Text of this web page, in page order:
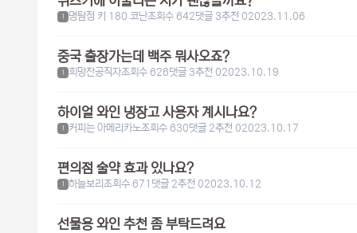
1 명탐정 키 180 코난조회수 642댓글 3추천 02023.11.06
중국 출장가는데 백주 뭐사오죠?
1 희망찬공직자조회수 626댓글 3추천 02023.10.19
하이얼 와인 냉장고 사용자 계시나요?
1 커피는 아메리카노조회수 630댓글 2추천 02023.10.17
편의점 술약 효과 있나요?
1 하늘보리조회수 671 댓글 2추천 02023.10.12
선물용 와인 추천 좀 부탁드려요